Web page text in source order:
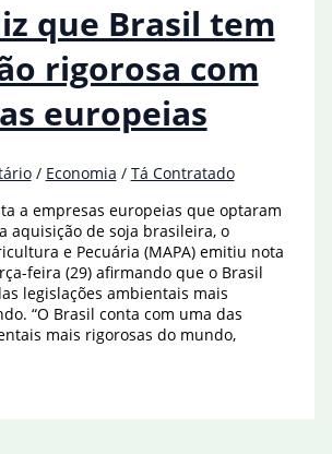
que Brasil tem
rigorosa com
europeias
/ Economia / Tá Contratado
a empresas europeias que optaram
aquisição de soja brasileira, o
e Pecuária (MAPA) emitiu nota
feira (29) afirmando que o Brasil
legislações ambientais mais
“O Brasil conta com uma das
mais rigorosas do mundo,